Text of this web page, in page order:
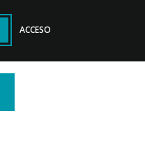
ACCESO